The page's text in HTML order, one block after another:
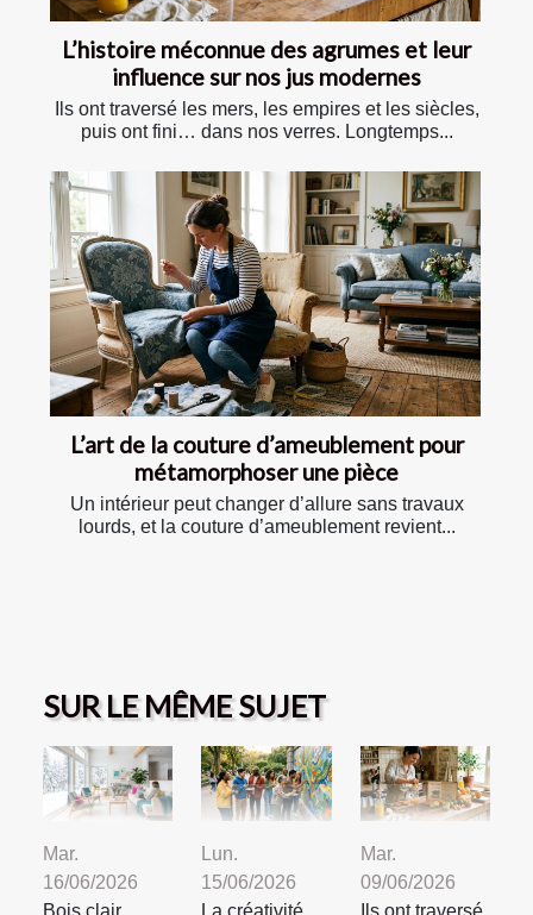
L’histoire méconnue des agrumes et leur
influence sur nos jus modernes
Ils ont traversé les mers, les empires et les siècles,
puis ont fini… dans nos verres. Longtemps...
L’art de la couture d’ameublement pour
métamorphoser une pièce
Un intérieur peut changer d’allure sans travaux
lourds, et la couture d’ameublement revient...
SUR LE MÊME SUJET
Mar.
16/06/2026
Bois clair,
Lun.
15/06/2026
La créativité
Mar.
09/06/2026
Ils ont traversé